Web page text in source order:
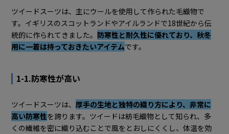
ツイードスーツは、主にウールを使用して作られた毛織物で
す。イギリスのスコットランドやアイルランドで18世紀から伝
統的に作られてきました。 防寒性と耐久性に優れており、秋冬
用に一着は持っておきたいアイテムです。
1-1.防寒性が高い
ツイードスーツは、厚手の生地と独特の織り方により、非常に
高い防寒性を誇ります。ツイードは紡毛織物として知られ、多
くの繊維を密に織り込むことで風をとおしにくくし、体温を効